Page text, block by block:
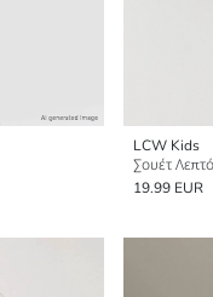
LCW Kids
Σουέτ
19.99 EUR